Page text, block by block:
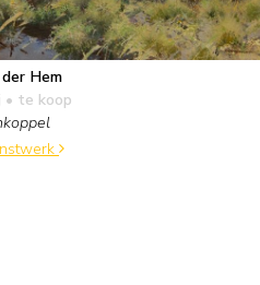
Hem
• te koop